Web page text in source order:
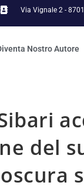
Via Vignale 2 -
Nostro Autore
del